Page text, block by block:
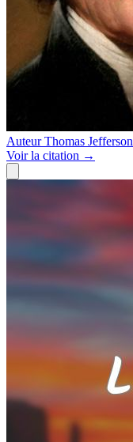
Auteur Thomas Jefferson
Voirla citation →